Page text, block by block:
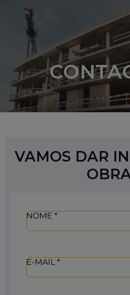
para
VAMOS DAR
NOME *
E-MAIL*